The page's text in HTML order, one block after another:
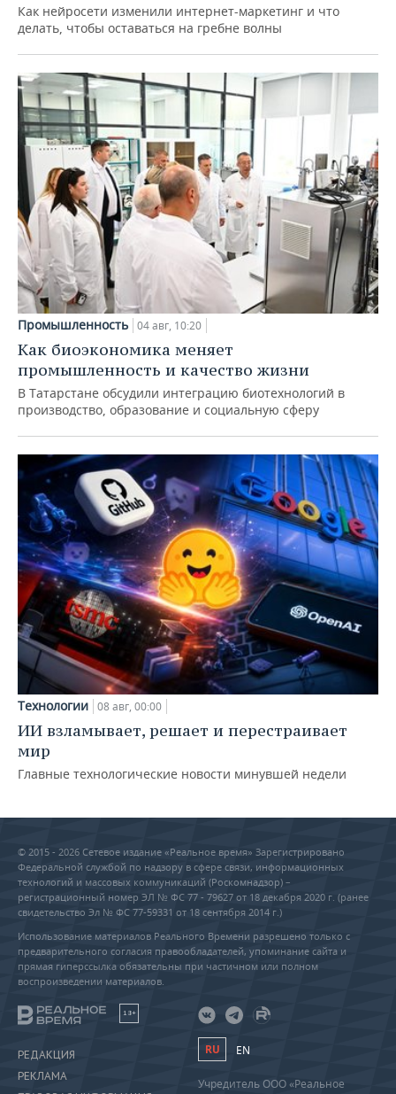
Как нейросети изменили интернет-маркетинг и что
делать, чтобы оставаться на гребне волны
Промышленность 04 авг, 10:20
Как биоэкономика меняет
промышленность и качество жизни
В Татарстане обсудили интеграцию биотехнологий в
производство, образование и социальную сферу
Технологии 08 авг, 00:00
ИИ взламывает, решает и перестраивает
мир
Главные технологические новости минувшей недели
© 2015 - 2026 Сетевое издание «Реальное время» Зарегистрировано
Федеральной службой по надзору в сфере связи, информационных
технологий и массовых коммуникаций (Роскомнадзор) –
регистрационный номер ЭЛ № ФС 77 - 79627 от 18 декабря 2020 г. (ранее
свидетельство Эл № ФС 77-59331 от 18 сентября 2014 г.)
Использование материалов Реального Времени разрешено только с
предварительного согласия правообладателей, упоминание сайта и
прямая гиперссылка обязательны при частичном или полном
воспроизведении материалов.
18+
РЕДАКЦИЯ
РЕКЛАМА
RU EN
Учредитель ООО «Реальное